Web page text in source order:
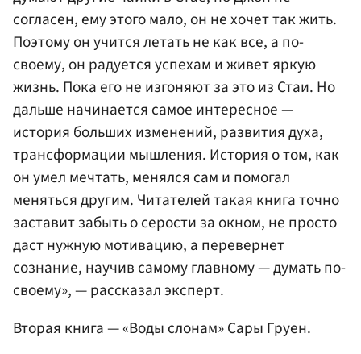
согласен, ему этого мало, он не хочет так жить.
Поэтому он учится летать не как все, а по-
своему, он радуется успехам и живет яркую
жизнь. Пока его не изгоняют за это из Стаи. Но
дальше начинается самое интересное —
история больших изменений, развития духа,
трансформации мышления. История о том, как
он умел мечтать, менялся сам и помогал
меняться другим. Читателей такая книга точно
заставит забыть о серости за окном, не просто
даст нужную мотивацию, а перевернет
сознание, научив самому главному — думать по-
своему», — рассказал эксперт.
Вторая книга — «Воды слонам» Сары Груен.